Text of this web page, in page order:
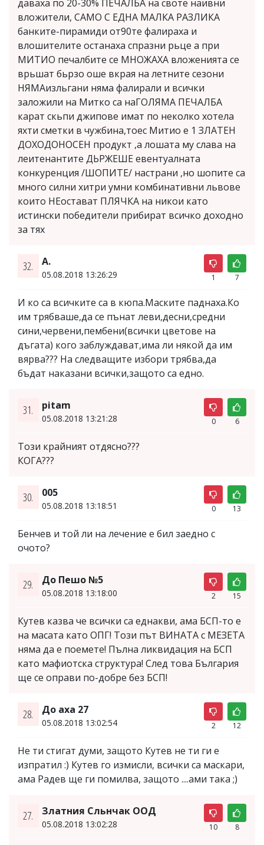
даваха по 20-30% ПЕЧАЛБА на своте наивни
вложители, САМО С ЕДНА МАЛКА РАЗЛИКА
банките-пирамиди от90те фалираха и
влошителите останаха спразни рьце а при
МИТИО печалбите се МНОЖАХА вложенията се
врьшат бьрзо оше вкрая на летните сезони
НЯМАизльгани няма фалирали и всички
заложили на Митко са наГОЛЯМА ПЕЧАЛБА
карат скьпи джипове имат по неколко хотела
яхти сметки в чужбина,тоес Митио е 1 ЗЛАТЕН
ДОХОДОНОСЕН продукт ,а лошата му слава на
леитенантите ДЬРЖЕШЕ евентуалната
конкуренция /ШОПИТЕ/ настрани ,но шопите са
много силни хитри умни комбинативни львове
които НЕостават ПЛЯЧКА на никои като
истински победители прибират всичко доходно
за тях
32. А.
05.08.2018 13:26:29 1 7
И ко са всичките са в кюпа.Маските паднаха.Ко
им трябваше,да се пънат леви,десни,средни
сини,червени,пембени(всички цветове на
дъгата) кого заблуждават,има ли някой да им
вярва??? На следващите избори трябва,да
бъдат наказани всички,защото са едно.
31. pitam
05.08.2018 13:21:28 0 6
Този крайният отдясно???
КОГА???
30. 005
05.08.2018 13:18:51 0 13
Бенчев и той ли на лечение е бил заедно с
очото?
29. До Пешо №5
05.08.2018 13:18:00 2 15
Кутев казва че всички са еднакви, ама БСП-то е
на масата като ОПГ! Този път ВИНАТА с МЕЗЕТА
няма да е поемете! Пълна ликвидация на БСП
като мафиотска структура! След това България
ще се оправи по-добре без БСП!
28. До аха 27
05.08.2018 13:02:54 2 12
Не ти стигат думи, защото Кутев не ти ги е
изпратил :) Кутев го измисли, всички са маскари,
ама Радев ще ги помилва, защото ....ами така ;)
27. Златния Сльнчак ООД
05.08.2018 13:02:28 10 8